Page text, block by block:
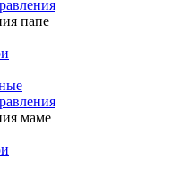
папе
маме